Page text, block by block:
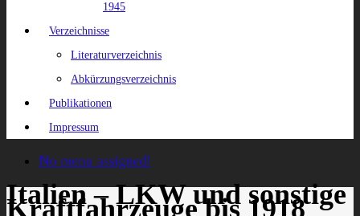
1945
Verzeichnisse
Literaturverzeichnis
Abkürzungsverzeichnis
Publikationen
Impressum
No menu assigned!
Italien – LKW und sonstige
Kraftfahrzeuge bis 1918